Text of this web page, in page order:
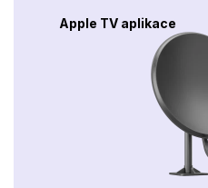
Apple TV aplikace